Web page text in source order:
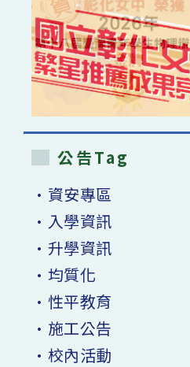
公告Tag
•資安專區
•入學資訊
•升學資訊
•均質化
•性平教育
•施工公告
•校內活動